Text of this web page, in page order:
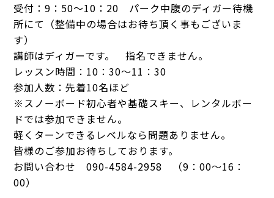
受付：9：50～10：20 パーク中腹のディガー待機
所にて（整備中の場合はお待ち頂く事もございま
す）
講師はディガーです。 指名できません。
レッスン時間：10：30～11：30
参加人数：先着10名ほど
※スノーボード初心者や基礎スキー、レンタルボー
ドでは参加できません。
軽くターンできるレベルなら問題ありません。
皆様のご参加お待ちしております。
お問い合わせ 090-4584-2958 （9：00～16：
00）